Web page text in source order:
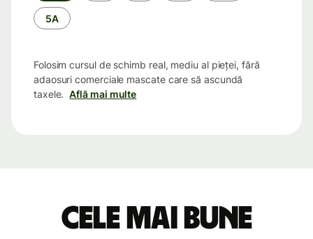
5A
Folosim cursul de schimb real, mediu al pieței, fără
adaosuri comerciale mascate care să ascundă
taxele. Află mai multe
Cele mai bune